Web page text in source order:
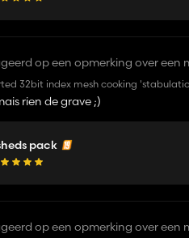
op een opmerking over een
32bit index mesh cooking
rien de grave ;)
pack
op een opmerking over een